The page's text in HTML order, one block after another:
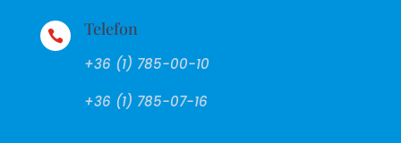
 Telefon
+36 (1) 785-00-10
+36 (1) 785-07-16